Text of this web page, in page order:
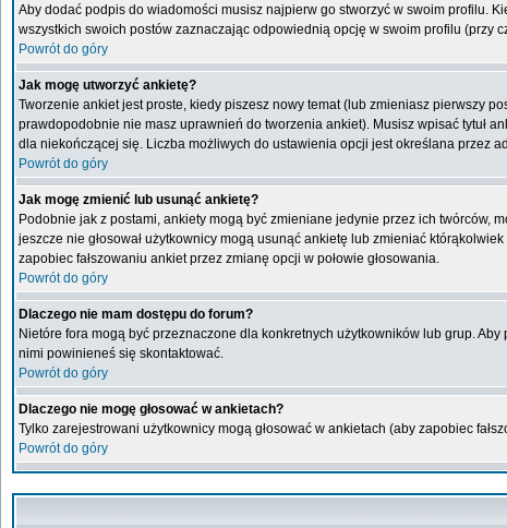
Aby dodać podpis do wiadomości musisz najpierw go stworzyć w swoim profilu.
wszystkich swoich postów zaznaczając odpowiednią opcję w swoim profilu (przy
Powrót do góry
Jak mogę utworzyć ankietę?
Tworzenie ankiet jest proste, kiedy piszesz nowy temat (lub zmieniasz pierwszy
prawdopodobnie nie masz uprawnień do tworzenia ankiet). Musisz wpisać tytuł
dla niekończącej się. Liczba możliwych do ustawienia opcji jest określana przez
Powrót do góry
Jak mogę zmienić lub usunąć ankietę?
Podobnie jak z postami, ankiety mogą być zmieniane jedynie przez ich twórców,
jeszcze nie głosował użytkownicy mogą usunąć ankietę lub zmieniać
zapobiec fałszowaniu ankiet przez zmianę opcji w połowie głosowania.
Powrót do góry
Dlaczego nie mam dostępu do forum?
Nietóre fora mogą być przeznaczone dla konkretnych użytkowników lub grup.
nimi powinieneś się skontaktować.
Powrót do góry
Dlaczego nie mogę głosować w ankietach?
Tylko zarejestrowani użytkownicy mogą głosować w ankietach (aby zapobiec
Powrót do góry